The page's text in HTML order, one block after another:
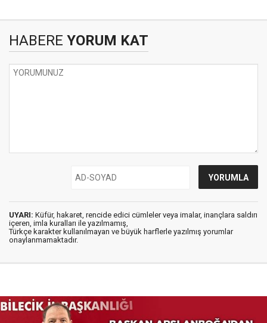
HABERE YORUM KAT
UYARI: Küfür, hakaret, rencide edici cümleler veya imalar, inançlara saldırı
içeren, imla kuralları ile yazılmamış,
Türkçe karakter kullanılmayan ve büyük harflerle yazılmış yorumlar
onaylanmamaktadır.